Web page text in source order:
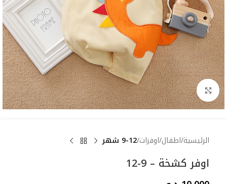
Click to enlarge
الرئيسية اطفال اوفرات 9-12 شهر
اوفر كشخة – 9-12